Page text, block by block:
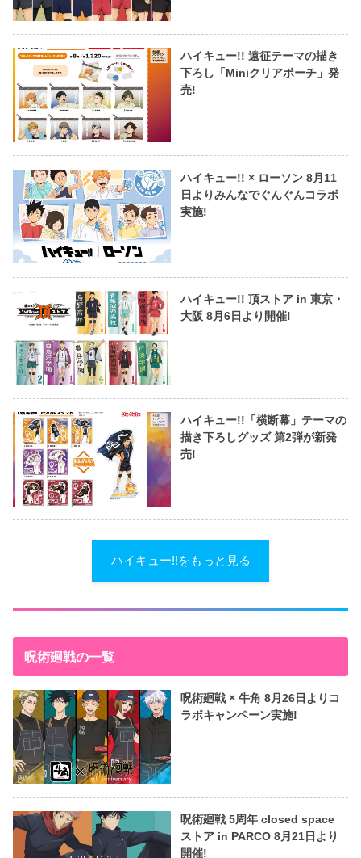
ハイキュー!! 遠征テーマの描き
下ろし「Miniクリアポーチ」発
売!
ハイキュー!! × ローソン 8月11
日よりみんなでぐんぐんコラボ
実施!
ハイキュー!! 頂ストア in 東京・
大阪 8月6日より開催!
ハイキュー!!「横断幕」テーマの
描き下ろしグッズ 第2弾が新発
売!
ハイキュー!!をもっと見る
呪術廻戦の一覧
呪術廻戦 × 牛角 8月26日よりコ
ラボキャンペーン実施!
呪術廻戦 5周年 closed space
ストア in PARCO 8月21日より
開催!